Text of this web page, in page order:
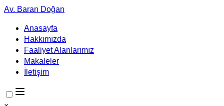
Av. Baran Doğan
Anasayfa
Hakkımızda
Faaliyet Alanlarımız
Makaleler
İletişim